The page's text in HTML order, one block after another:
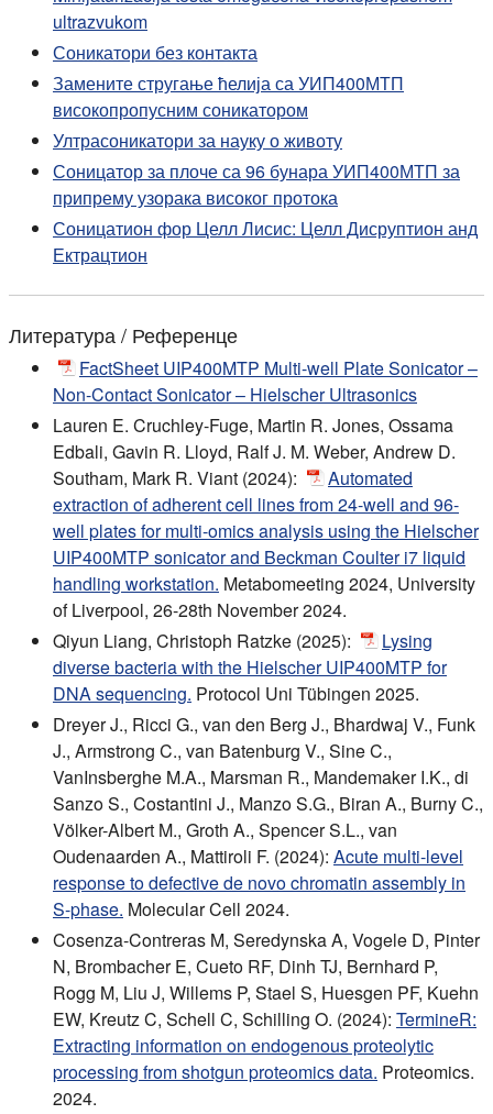
ultrazvukom
Соникатори без контакта
Замените стругање ћелија са УИП400МТП
високопропусним соникатором
Ултрасоникатори за науку о животу
Соницатор за плоче са 96 бунара УИП400МТП за
припрему узорака високог протока
Соницатион фор Целл Лисис: Целл Дисруптион анд
Ектрацтион
Литература / Референце
FactSheet UIP400MTP Multi-well Plate Sonicator –
Non-Contact Sonicator – Hielscher Ultrasonics
Lauren E. Cruchley-Fuge, Martin R. Jones, Ossama
Edbali, Gavin R. Lloyd, Ralf J. M. Weber, Andrew D.
Southam, Mark R. Viant (2024):
Automated
extraction of adherent cell lines from 24-well and 96-
well plates for multi-omics analysis using the Hielscher
UIP400MTP sonicator and Beckman Coulter i7 liquid
handling workstation. Metabomeeting 2024, University
of Liverpool, 26-28th November 2024.
Qiyun Liang, Christoph Ratzke (2025):
Lysing
diverse bacteria with the Hielscher UIP400MTP for
DNA sequencing. Protocol Uni Tübingen 2025.
Dreyer J., Ricci G., van den Berg J., Bhardwaj V., Funk
J., Armstrong C., van Batenburg V., Sine C.,
VanInsberghe M.A., Marsman R., Mandemaker I.K., di
Sanzo S., Costantini J., Manzo S.G., Biran A., Burny C.,
Völker-Albert M., Groth A., Spencer S.L., van
Oudenaarden A., Mattiroli F. (2024): Acute multi-level
response to defective de novo chromatin assembly in
S-phase. Molecular Cell 2024.
Cosenza-Contreras M, Seredynska A, Vogele D, Pinter
N, Brombacher E, Cueto RF, Dinh TJ, Bernhard P,
Rogg M, Liu J, Willems P, Stael S, Huesgen PF, Kuehn
EW, Kreutz C, Schell C, Schilling O. (2024): TermineR:
Extracting information on endogenous proteolytic
processing from shotgun proteomics data. Proteomics.
2024.